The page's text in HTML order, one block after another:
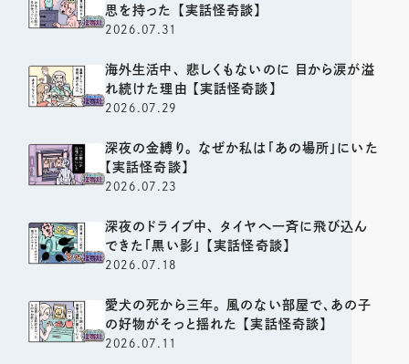
思を持った 【実話怪奇談】
2026.07.31
海外生活中、 悲しくもないのに 目から涙が溢
れ続けた理由 【実話怪奇談】
2026.07.29
深夜の金縛り。 なぜか私は「あの場所」にいた
【実話怪奇談】
2026.07.23
深夜のドライブ中、 タイヤへ一斉に飛び込ん
できた「黒い影」 【実話怪奇談】
2026.07.18
愛犬の死から三年。 風のない部屋で、あの子
の好物がそっと揺れた 【実話怪奇談】
2026.07.11